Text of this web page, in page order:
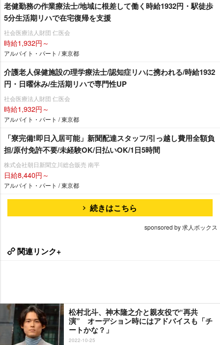
老健勤務の作業療法士/地域に根差して働く時給1932円・駅徒歩
5分生活期リハで在宅復帰を支援
社会医療法人財団 仁医会
時給1,932円～
アルバイト・パート / 東京都
介護老人保健施設の理学療法士/認知症リハに携われる/時給1932
円・日曜休み/生活期リハで専門性UP
社会医療法人財団 仁医会
時給1,932円～
アルバイト・パート / 東京都
「寮完備!即日入居可能」新聞配達スタッフ/引っ越し費用全額負
担/原付免許不要/未経験OK/日払いOK/1日5時間
株式会社朝日新聞立川総合販売 南平
日給8,440円～
アルバイト・パート / 東京都
続きはこちら
sponsored by 求人ボックス
関連リンク+
松村北斗、神木隆之介と親友役で“再共
演” オーデション時にはアドバイスも「チ
ートかな？」
2022-10-25